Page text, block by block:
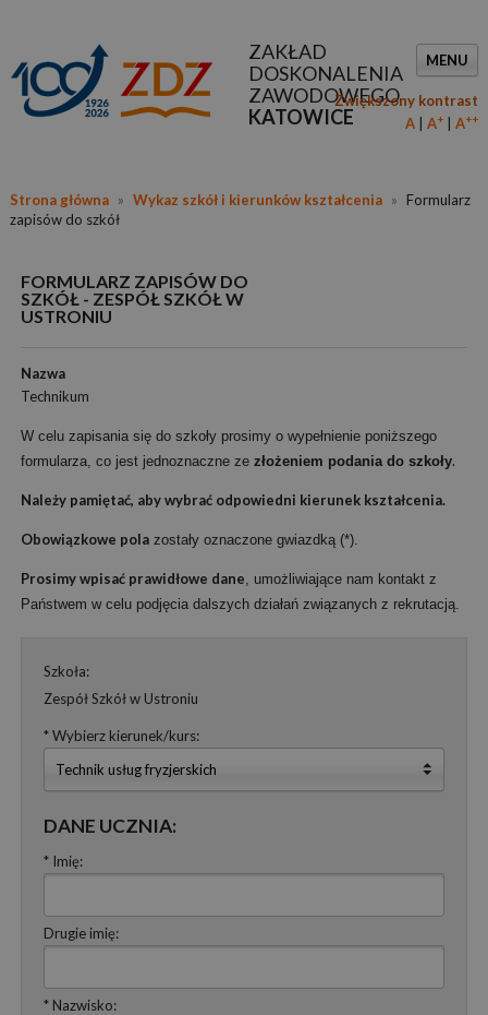
ZAKŁAD
DOSKONALENIA
ZAWODOWEGO
KATOWICE
MENU
Zwiększony kontrast
A
A+ A++
Strona główna » Wykaz szkół i kierunków kształcenia »
Formularz
zapisów do szkół
FORMULARZ ZAPISÓW DO
SZKÓŁ - ZESPÓŁ SZKÓŁ W
USTRONIU
Nazwa
Technikum
W celu zapisania się do szkoły prosimy o wypełnienie poniższego
formularza, co jest jednoznaczne ze złożeniem podania do szkoły.
Należy pamiętać, aby wybrać odpowiedni kierunek kształcenia.
Obowiązkowe polazostały oznaczone gwiazdką (*).
Prosimy wpisać prawidłowe dane, umożliwiające nam kontakt z
Państwem w celu podjęcia dalszych działań związanych z rekrutacją.
Szkoła:
Zespół Szkół w Ustroniu
* Wybierz kierunek/kurs:
Technik usług fryzjerskich
DANE UCZNIA:
* Imię:
Drugie imię:
* Nazwisko: